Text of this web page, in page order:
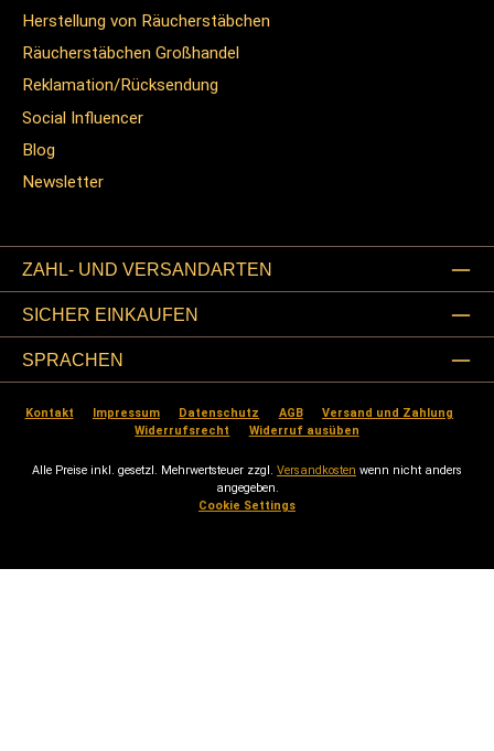
Herstellung von Räucherstäbchen
Räucherstäbchen Großhandel
Reklamation/Rücksendung
Social Influencer
Blog
Newsletter
ZAHL- UND VERSANDARTEN
SICHER EINKAUFEN
SPRACHEN
Kontakt Impressum Datenschutz AGB
Versand und Zahlung
Widerrufsrecht
Widerruf ausüben
Alle Preise inkl. gesetzl. Mehrwertsteuer zzgl. Versandkosten wenn nicht anders
angegeben.
Cookie Settings